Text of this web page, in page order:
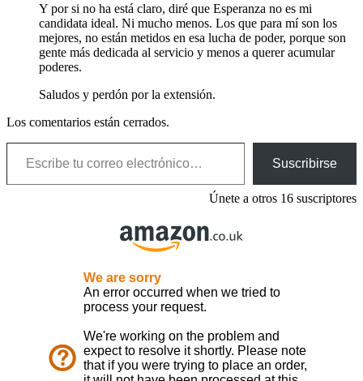
Y por si no ha está claro, diré que Esperanza no es mi
candidata ideal. Ni mucho menos. Los que para mí son los
mejores, no están metidos en esa lucha de poder, porque son
gente más dedicada al servicio y menos a querer acumular
poderes.
Saludos y perdón por la extensión.
Los comentarios están cerrados.
Escribe tu correo electrónico…
Suscribirse
Únete a otros 16 suscriptores